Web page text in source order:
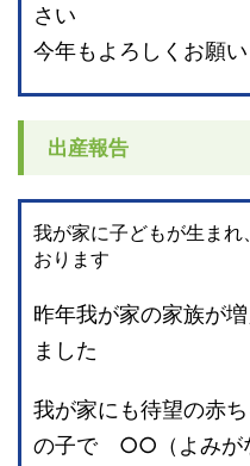
さい
今年もよろしくお願
出産報告
我が家に子どもが生ま
おります
昨年我が家の家族が
ました
我が家にも待望の赤
の子で ○○（よみが